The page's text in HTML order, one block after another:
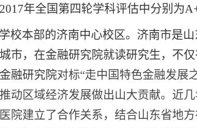
2017年全国第四轮学科评估中分别为
校本部的济南中心校区。济南市是
市，在金融研究院就读研究生，不
融研究院对标“走中国特色金融发展
动区域经济发展做出山大贡献。 近
院建立了合作关系， 结合山东省地